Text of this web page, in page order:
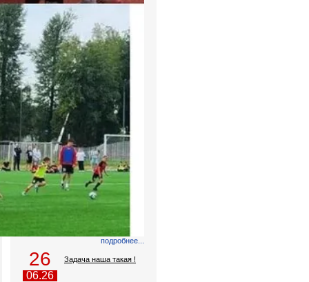
подробнее...
26
06.26
Задача наша такая !